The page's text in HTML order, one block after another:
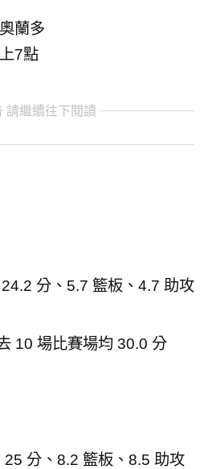
蘭多
7點
請繼續往下閱讀
分、5.7 籃板、4.7 助攻
10 場比賽場均 30.0 分
分、8.2 籃板、8.5 助攻